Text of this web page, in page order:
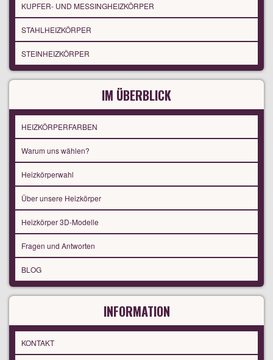
KUPFER- UND MESSINGHEIZKÖRPER
STAHLHEIZKÖRPER
STEINHEIZKÖRPER
IM ÜBERBLICK
HEIZKÖRPERFARBEN
Warum uns wählen?
Heizkörperwahl
Über unsere Heizkörper
Heizkörper 3D-Modelle
Fragen und Antworten
BLOG
INFORMATION
KONTAKT